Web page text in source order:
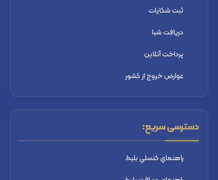
ثبت شكايات
دریافت شبا
پرداخت آنلاین
عوارض خروج از کشور
دسترسی سریع:
راهنماي كنسلي بليط